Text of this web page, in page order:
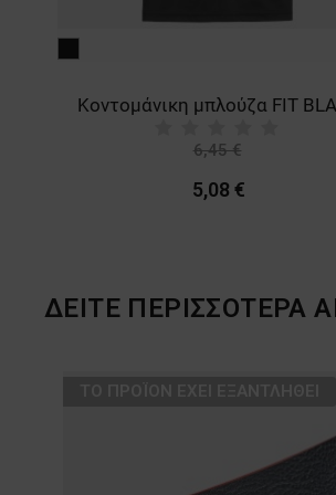
Κοντομάνικη μπλούζα FIT
6,45 €
5,08 €
ΔΕΙΤΕ ΠΕΡΙΣΣΟΤΕΡΑ